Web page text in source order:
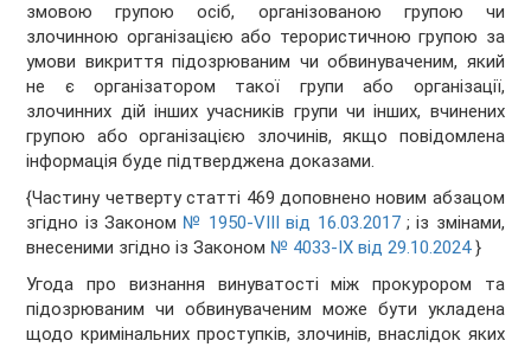
змовою групою осіб, організованою групою чи
злочинною організацією або терористичною групою за
умови викриття підозрюваним чи обвинуваченим, який
не є організатором такої групи або організації,
злочинних дій інших учасників групи чи інших, вчинених
групою або організацією злочинів, якщо повідомлена
інформація буде підтверджена доказами.
{Частину четверту статті 469 доповнено новим абзацом
згідно із Законом № 1950-VIII від 16.03.2017; із змінами,
внесеними згідно із Законом № 4033-IX від 29.10.2024}
Угода про визнання винуватості між прокурором та
підозрюваним чи обвинуваченим може бути укладена
щодо кримінальних проступків, злочинів, внаслідок яких